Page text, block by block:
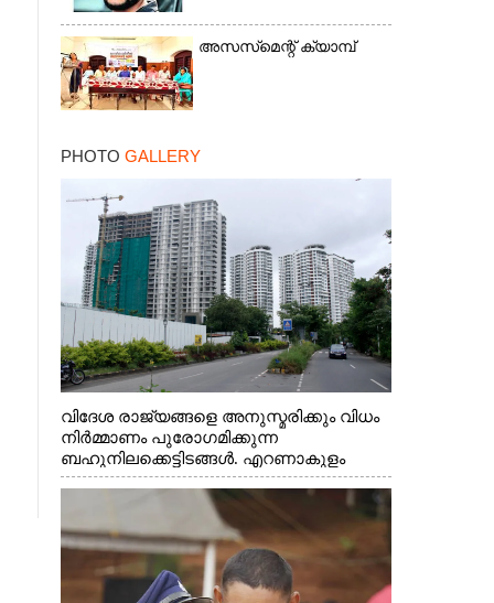
അസസ്‌മെന്റ് ക്യാമ്പ്
PHOTO GALLERY
വിദേശ രാജ്യങ്ങളെ അനുസ്മരിക്കും വിധം
നിർമ്മാണം പുരോഗമിക്കുന്ന
ബഹുനിലക്കെട്ടിടങ്ങൾ. എറണാകുളം
ചാത്യാത്ത് റോഡിൽ നിന്നുള്ള കാഴ്ച